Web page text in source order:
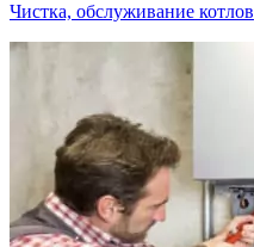
Чистка, обслуживание котлов